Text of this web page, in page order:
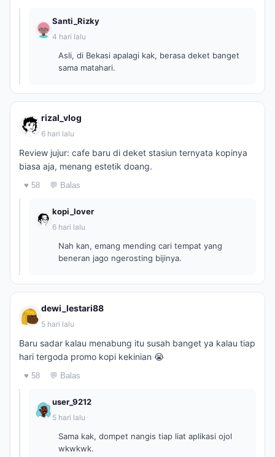
Santi_Rizky
4 hari lalu
Asli, di Bekasi apalagi kak, berasa deket banget
sama matahari.
rizal_vlog
6 hari lalu
Review jujur: cafe baru di deket stasiun ternyata kopinya
biasa aja, menang estetik doang.
♥ 58 💬 Balas
kopi_lover
6 hari lalu
Nah kan, emang mending cari tempat yang
beneran jago ngerosting bijinya.
dewi_lestari88
5 hari lalu
Baru sadar kalau menabung itu susah banget ya kalau tiap
hari tergoda promo kopi kekinian 😭
♥ 58 💬 Balas
user_9212
5 hari lalu
Sama kak, dompet nangis tiap liat aplikasi ojol
wkwkwk.